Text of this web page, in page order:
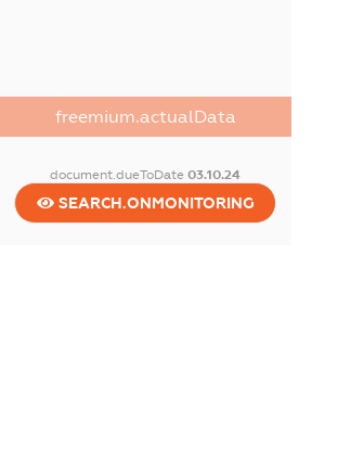
freemium.actualData
document.dueToDate03.10.24
SEARCH.ONMONITORING